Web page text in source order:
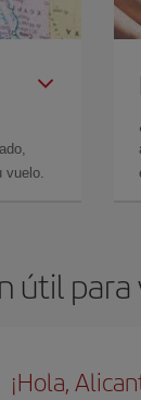
vuelo.
útil para
¡Hola,